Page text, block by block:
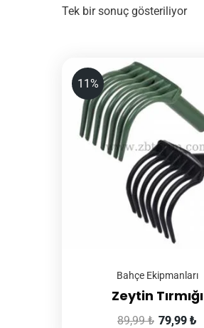
Tek bir sonuç gösteriliyor
11%
Bahçe Ekipmanları
Zeytin Tırmığı
89,99₺ 79,99 ₺